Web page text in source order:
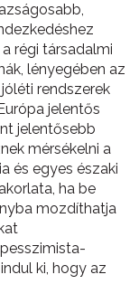
régi társadalmi
lényegében az
rendszerek
jelentős
jelentősebb
mérsékelni a
és egyes északi
ha be
mozdíthatja
ki, hogy az